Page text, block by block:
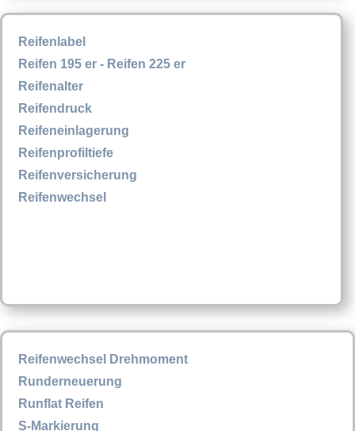
Reifenlabel
Reifen 195 er - Reifen 225 er
Reifenalter
Reifendruck
Reifeneinlagerung
Reifenprofiltiefe
Reifenversicherung
Reifenwechsel
Reifenwechsel Drehmoment
Runderneuerung
Runflat Reifen
S-Markierung